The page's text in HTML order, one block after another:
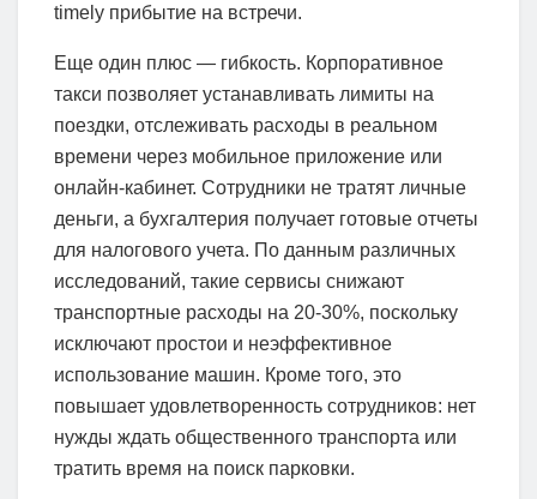
timely прибытие на встречи.
Еще один плюс — гибкость. Корпоративное
такси позволяет устанавливать лимиты на
поездки, отслеживать расходы в реальном
времени через мобильное приложение или
онлайн-кабинет. Сотрудники не тратят личные
деньги, а бухгалтерия получает готовые отчеты
для налогового учета. По данным различных
исследований, такие сервисы снижают
транспортные расходы на 20-30%, поскольку
исключают простои и неэффективное
использование машин. Кроме того, это
повышает удовлетворенность сотрудников: нет
нужды ждать общественного транспорта или
тратить время на поиск парковки.